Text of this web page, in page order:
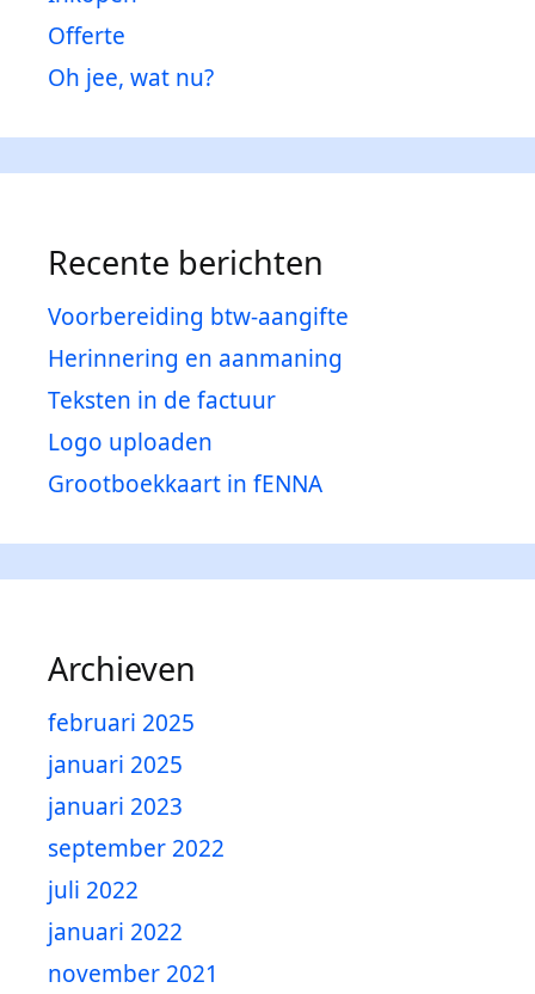
Offerte
Oh jee, wat nu?
Recente berichten
Voorbereiding btw-aangifte
Herinnering en aanmaning
Teksten in de factuur
Logo uploaden
Grootboekkaart in fENNA
Archieven
februari 2025
januari 2025
januari 2023
september 2022
juli 2022
januari 2022
november 2021